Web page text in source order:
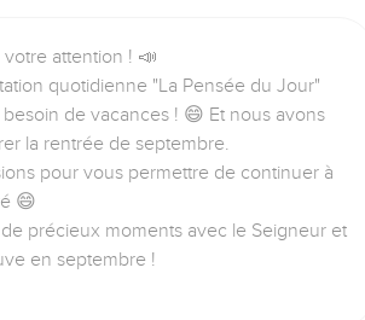
attention ! 📣
quotidienne "La Pensée du Jour"
de vacances ! 😄 Et nous avons
la rentrée de septembre.
pour vous permettre de continuer à
😄
précieux moments avec le Seigneur et
en septembre !